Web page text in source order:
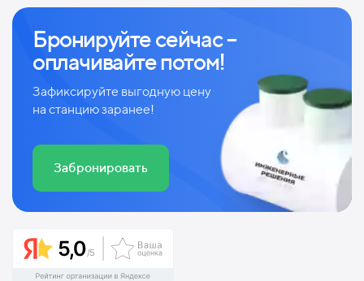
Бронируйте сейчас –
оплачивайте потом!
Зафиксируйте выгодную цену
на станцию заранее!
Забронировать